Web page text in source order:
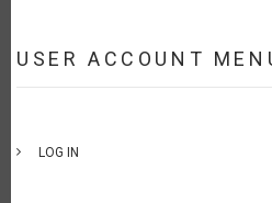
USER ACCOUNT
LOG IN